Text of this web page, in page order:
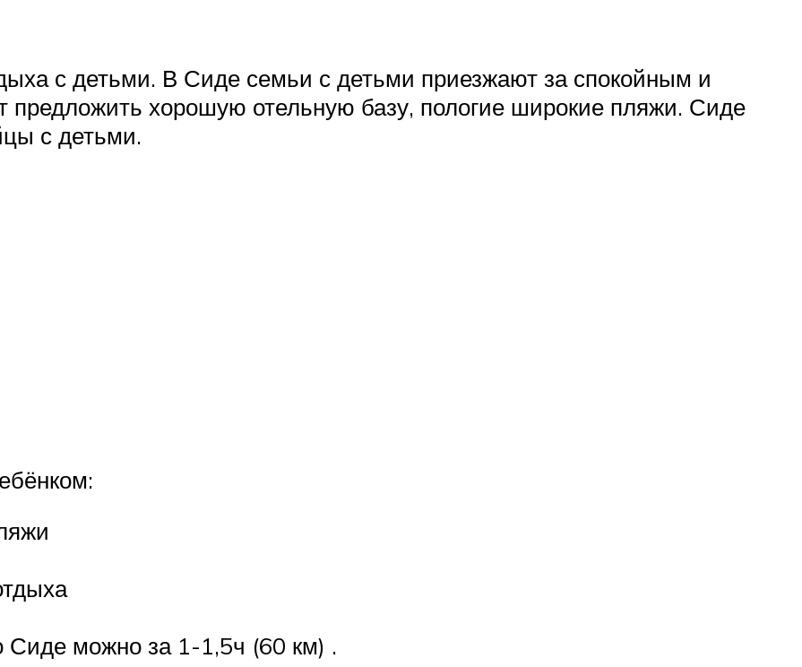
с детьми. В Сиде семьи с детьми приезжают за спокойным и
хорошую отельную базу, пологие широкие пляжи. Сиде
с детьми.
Сиде можно за 1-1,5ч (60 км) .